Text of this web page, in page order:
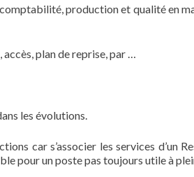
production et qualité en
accès, plan de reprise, par …
les évolutions.
car s’associer les services d’un
pour un poste pas toujours utile à